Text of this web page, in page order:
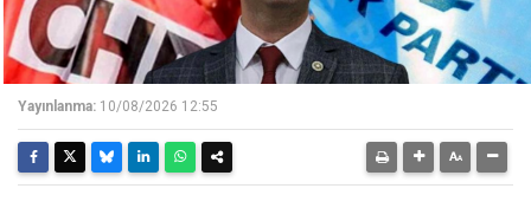
Yayınlanma: 10/08/2026 12:55